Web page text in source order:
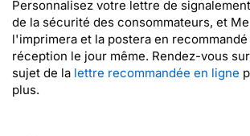
Personnalisez votre lettre de
de la sécurité des consommateurs, et
l'imprimera et la postera en recommandé
réception le jour même. Rendez-vous
sujet de la lettre recommandée en ligne
plus.